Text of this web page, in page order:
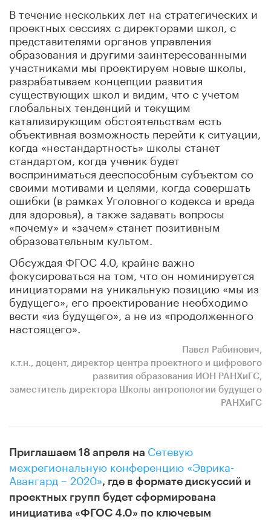
В течение нескольких лет на стратегических и
проектных сессиях с директорами школ, с
представителями органов управления
образования и другими заинтересованными
участниками мы проектируем новые школы,
разрабатываем концепции развития
существующих школ и видим, что с учетом
глобальных тенденций и текущим
катализирующим обстоятельствам есть
объективная возможность перейти к ситуации,
когда «нестандартность» школы станет
стандартом, когда ученик будет
восприниматься дееспособным субъектом со
своими мотивами и целями, когда совершать
ошибки (в рамках Уголовного кодекса и вреда
для здоровья), а также задавать вопросы
«почему» и «зачем» станет позитивным
образовательным культом.
Обсуждая ФГОС 4.0, крайне важно
фокусироваться на том, что он номинируется
инициаторами на уникальную позицию «мы из
будущего», его проектирование необходимо
вести «из будущего», а не из «продолженного
настоящего».
Павел Рабинович,
к.т.н., доцент, директор центра проектного и цифрового
развития образования ИОН РАНХиГС,
заместитель директора Школы антропологии будущего
РАНХиГС
Приглашаем 18 апреля на Сетевую
межрегиональную конференцию «Эврика-
Авангард – 2020», где в формате дискуссий и
проектных групп будет сформирована
инициатива «ФГОС 4.0» по ключевым